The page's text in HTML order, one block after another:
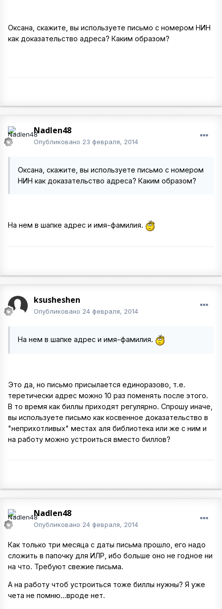
Оксана, скажите, вы используете письмо с номером НИН
как доказательство адреса? Каким образом?
Nadlen48
Опубликовано 23 февраля, 2014
Оксана, скажите, вы используете письмо с номером
НИН как доказательство адреса? Каким образом?
На нем в шапке адрес и имя-фамилия.
ksusheshen
Опубликовано 24 февраля, 2014
На нем в шапке адрес и имя-фамилия.
Это да, но письмо присылается единоразово, т.е.
теретически адрес можно 10 раз поменять после этого.
В то время как биллы приходят регулярно. Спрошу иначе,
вы используете письмо как косвенное доказательство в
"неприхотливых" местах аля библиотека или же с ним и
на работу можно устроиться вместо биллов?
Nadlen48
Опубликовано 24 февраля, 2014
Как только три месяца с даты письма прошло, его надо
сложить в папочку для ИЛР, ибо больше оно не годное ни
на что. Требуют свежие письма.
А на работу чтоб устроиться тоже биллы нужны? Я уже
чета не помню...вроде нет.